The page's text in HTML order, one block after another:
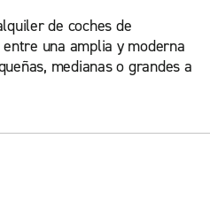
de coches de
una amplia y moderna
medianas o grandes a